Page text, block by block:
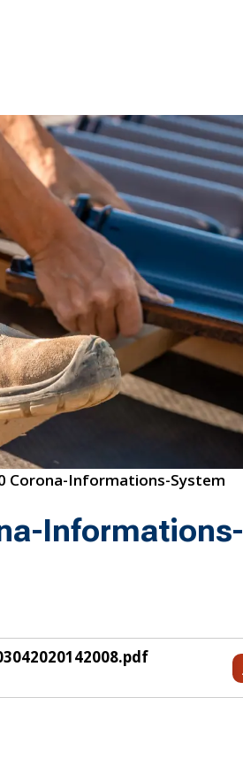
Corona-Informations-System
Informations-